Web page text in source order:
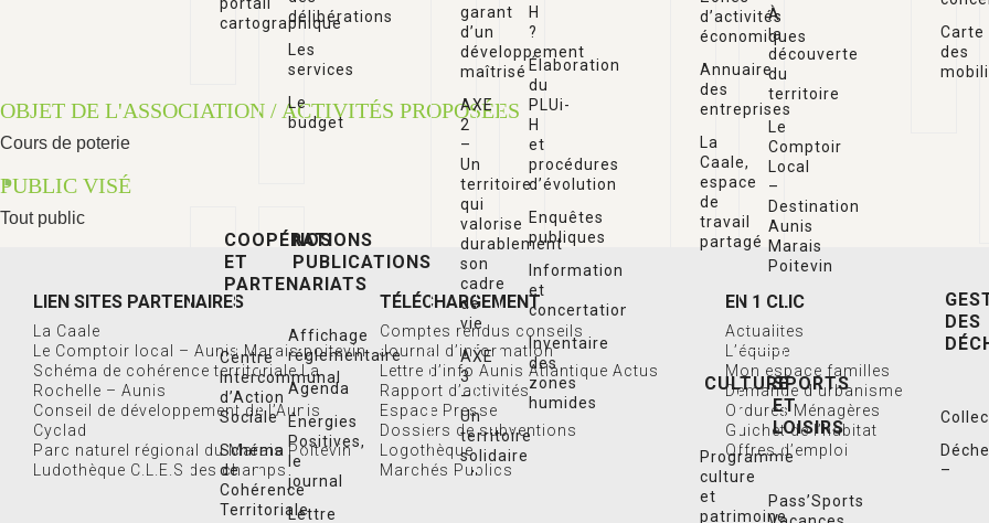
cartographiquedélibérations
Les
services
Le
budget
COOPÉRATIONS
ET
PARTENARIATS
Centre
Intercommunal
d’Action
Sociale
Schéma
de
Cohérence
Territoriale
NOS
PUBLICATIONS
Affichage
réglementaire
Agenda
Énergies
Positives,
le
journal
Lettre
garant
d’un
développement
maîtrisé
AXE
2
–
Un
territoire
qui
valorise
durablement
son
cadre
de
vie
AXE
3
–
Un
territoire
solidaire
et
H
?
Élaboration
du
PLUi-
H
et
procédures
d’évolution
Enquêtes
publiques
Information
et
concertation
Inventaire
des
zones
humides
d’activités
économiques
Annuaire
des
entreprises
La
Caale,
espace
de
travail
partagé
À
la
découverte
du
territoire
Le
Comptoir
Local
–
Destination
Aunis
Marais
Poitevin
CULTURE
Programme
culture
et
patrimoine
SPORTS
ET
LOISIRS
Pass’Sports
Carte
des
DES
–
OBJET DE L'ASSOCIATION / ACTIVITÉS PROPOSÉES
Cours de poterie
PUBLIC VISÉ
Tout public
LIEN SITES PARTENAIRES
La Caale
Le Comptoir local – Aunis Marais poitevin
Schéma de cohérence territoriale La
Rochelle – Aunis
Conseil de développement de l’Aunis
Cyclad
Parc naturel régional du Marais Poitevin
Ludothèque C.L.E.S des champs
TÉLÉCHARGEMENT
Comptes rendus conseils
Journal d’information
Lettre d’info Aunis Atlantique Actus
Rapport d’activités
Espace Presse
Dossiers de subventions
Logothèque
Marchés Publics
EN 1 CLIC
Actualites
L’équipe
Mon espace familles
Demande d’urbanisme
Ordures Ménagères
Guichet de l’habitat
Offres d’emploi